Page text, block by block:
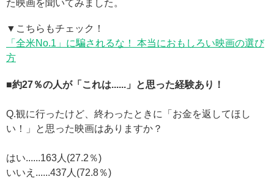
た映画を聞いてみました。
▼こちらもチェック！
「全米No.1」に騙されるな！ 本当におもしろい映画の選び
方
■約27％の人が「これは......」と思った経験あり！
Q.観に行ったけど、終わったときに「お金を返してほし
い！」と思った映画はありますか？
はい......163人(27.2％)
いいえ......437人(72.8％)